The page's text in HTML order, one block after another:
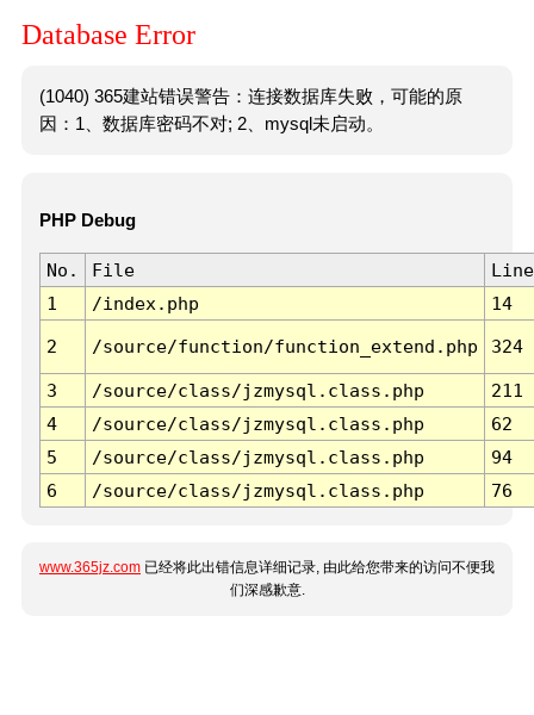
Database Error
(1040) 365建站错误警告：连接数据库失败，可能的原
因：1、数据库密码不对; 2、mysql未启动。
PHP Debug
No. File
Line
1
/index.php 14
2 /source/function/function_extend.php 324
3 /source/class/jzmysql.class.php
211
4
/source/class/jzmysql.class.php
62
5
/source/class/jzmysql.class.php
94
6
/source/class/jzmysql.class.php 76
www.365jz.com 已经将此出错信息详细记录, 由此给您带来的访问不便我
们深感歉意.